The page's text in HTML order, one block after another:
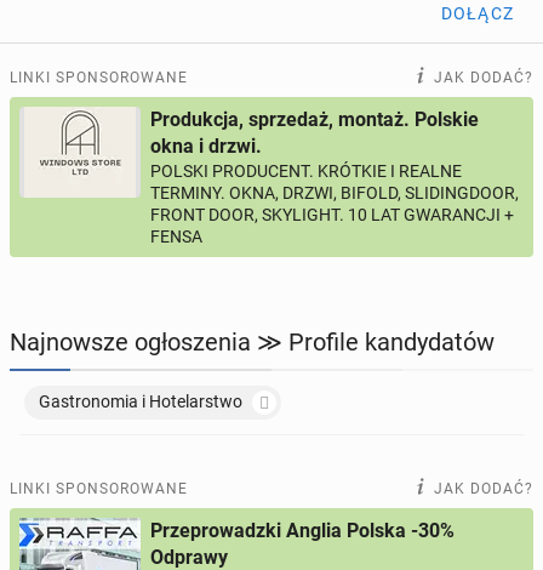
ogłoszenia online
PROFILE KANDYDATÓW 295 profili online
USŁUGI 167ogłoszeń online
MOTORYZACJA 12ogłoszeń online
ogłoszenia online
TOWARZYSKIE
DOŁĄCZ
LINKI SPONSOROWANE JAK DODAĆ?
Produkcja, sprzedaż, montaż. Polskie
okna i drzwi.
POLSKI PRODUCENT. KRÓTKIE I REALNE
TERMINY. OKNA, DRZWI, BIFOLD, SLIDINGDOOR,
FRONT DOOR, SKYLIGHT. 10 LAT GWARANCJI +
FENSA
Najnowsze ogłoszenia ≫ Profile kandydatów
Gastronomia i Hotelarstwo 
LINKI SPONSOROWANE JAK DODAĆ?
Przeprowadzki Anglia Polska -30%
Odprawy